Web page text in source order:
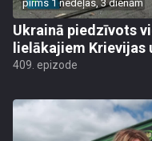
pirms 1 nedēļas, 3 dienām
Ukrainā piedzīvots
lielākajiem Krievijas
409. epizode